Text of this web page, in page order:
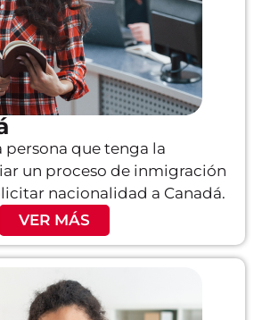
persona que tenga la
un proceso de inmigración
nacionalidad a Canadá.
VER MÁS